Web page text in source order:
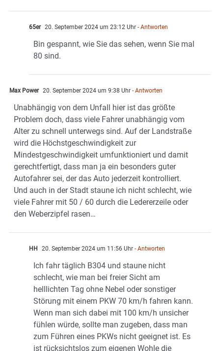
65er 20. September 2024 um 23:12 Uhr - Antworten
Bin gespannt, wie Sie das sehen, wenn Sie mal
80 sind.
Max Power 20. September 2024 um 9:38 Uhr - Antworten
Unabhängig von dem Unfall hier ist das größte
Problem doch, dass viele Fahrer unabhängig vom
Alter zu schnell unterwegs sind. Auf der Landstraße
wird die Höchstgeschwindigkeit zur
Mindestgeschwindigkeit umfunktioniert und damit
gerechtfertigt, dass man ja ein besonders guter
Autofahrer sei, der das Auto jederzeit kontrolliert.
Und auch in der Stadt staune ich nicht schlecht, wie
viele Fahrer mit 50 / 60 durch die Ledererzeile oder
den Weberzipfel rasen…
HH 20. September 2024 um 11:56 Uhr - Antworten
Ich fahr täglich B304 und staune nicht
schlecht, wie man bei freier Sicht am
helllichten Tag ohne Nebel oder sonstiger
Störung mit einem PKW 70 km/h fahren kann.
Wenn man sich dabei mit 100 km/h unsicher
fühlen würde, sollte man zugeben, dass man
zum Führen eines PKWs nicht geeignet ist. Es
ist rücksichtslos zum eigenen Wohle die